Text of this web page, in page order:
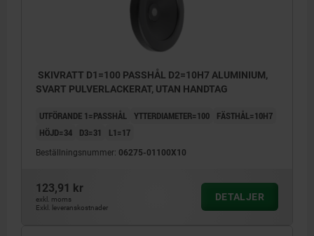
SKIVRATT D1=100 PASSHÅL D2=10H7 ALUMINIUM,
SVART PULVERLACKERAT, UTAN HANDTAG
UTFÖRANDE 1=PASSHÅL YTTERDIAMETER=100
FÄSTHÅL=10H7
HÖJD=34
D3=31 L1=17
Beställningsnummer: 06275-01100X10
123,91 kr
exkl. moms
Exkl. leveranskostnader
DETALJER